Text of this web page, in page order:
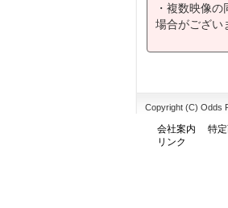
・複数映像
場合がござい
Copyright (C) Odds
会社案内 特
リンク